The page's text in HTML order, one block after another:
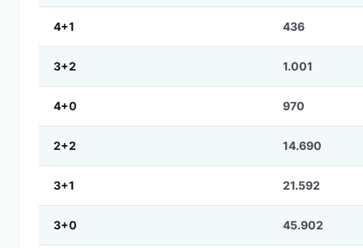
4+1 436
3+2 1.001
4+0 970
2+2 14.690
3+1 21.592
3+0 45.902